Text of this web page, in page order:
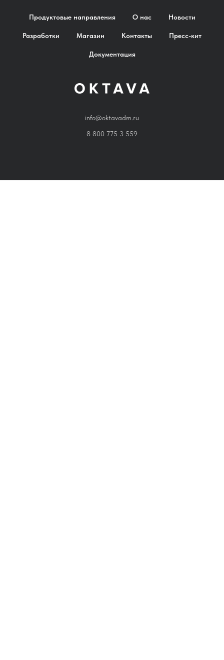
Продуктовые направления О нас Новости
Разработки Магазин Контакты Пресс-кит
Документация
info@oktavadm.ru
8 800 775 3 559